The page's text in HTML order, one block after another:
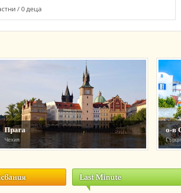
/ 0 деца
Прага
Чехия
о-в